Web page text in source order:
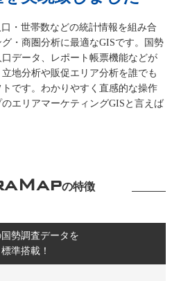
・世帯数などの統計情報を組み合
・商圏分析に最適なGISです。国勢
データ、レポート帳票機能などが
地分析や販促エリア分析を誰でも
です。わかりやすく直感的な操作
エリアマーケティングGISと言えば
の特徴
勢調査データを
標準搭載！